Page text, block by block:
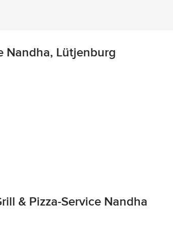
Nandha, Lütjenburg
& Pizza-Service Nandha